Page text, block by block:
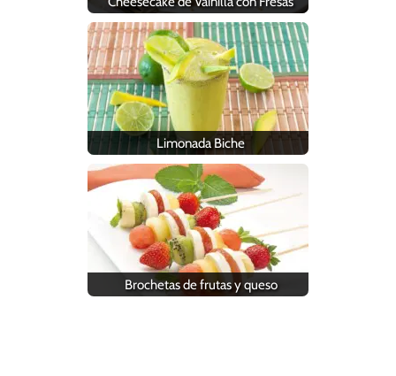
Limonada Biche
Brochetas de frutas y queso